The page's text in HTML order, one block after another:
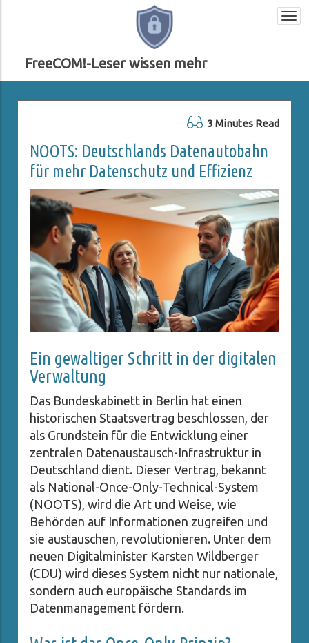
FreeCOM!-Leser wissen mehr
3 Minutes Read
NOOTS: Deutschlands Datenautobahn
für mehr Datenschutz und Effizienz
Ein gewaltiger Schritt in der digitalen
Verwaltung
Das Bundeskabinett in Berlin hat einen
historischen Staatsvertrag beschlossen, der
als Grundstein für die Entwicklung einer
zentralen Datenaustausch-Infrastruktur in
Deutschland dient. Dieser Vertrag, bekannt
als National-Once-Only-Technical-System
(NOOTS), wird die Art und Weise, wie
Behörden auf Informationen zugreifen und
sie austauschen, revolutionieren. Unter dem
neuen Digitalminister Karsten Wildberger
(CDU) wird dieses System nicht nur nationale,
sondern auch europäische Standards im
Datenmanagement fördern.